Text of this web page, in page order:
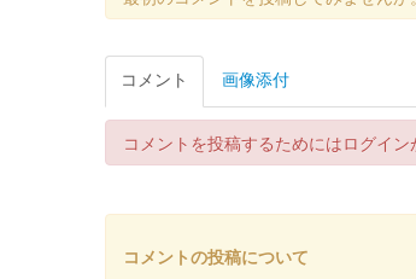
販売終了
2024年12月21、22日に開催されたお城
美濃金山城跡 御城印 山
に行こう！2024」のロゴも印……
コメント 画像添付
コメントを投稿するためにはログイン
コメントの投稿について